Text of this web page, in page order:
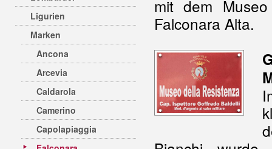
Ligurien
Marken
Ancona
Arcevia
Caldarola
Camerino
Capolapiaggia
mit dem
Falconara Alta.